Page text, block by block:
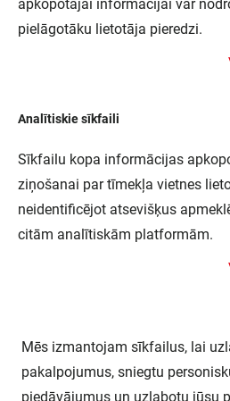
apkopotajai informācijai var
pielāgotāku lietotāja pieredzi.
Analītiskie sīkfaili
Sīkfailu kopa informācijas
ziņošanai par tīmekļa vietnes
neidentificējot atsevišķus
citām analītiskām platformām.
Mēs izmantojam sīkfailus, lai
pakalpojumus, sniegtu
piedāvājumus un uzlabotu jūsu